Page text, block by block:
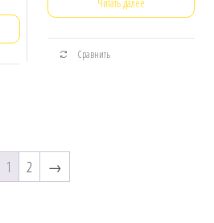
Читать далее
Сравнить
1 2 →